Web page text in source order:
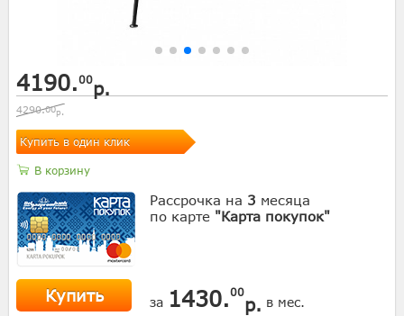
4190.00р.
4290.00р.
Купить в один клик
В корзину
Рассрочка на 3 месяца
по карте "Карта покупок"
Купить за 1430.00
р. в мес.